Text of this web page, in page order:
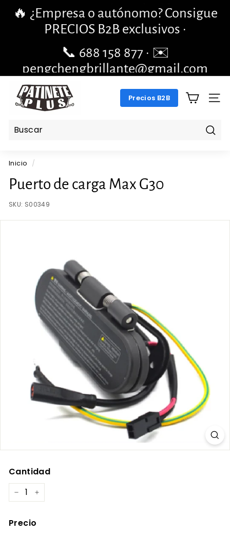
directamente
diapositivas
pausa
🔥 ¿Empresa o autónomo? Consigue
PRECIOS B2B exclusivos ·
📞 688 158 877 · ✉️
pengchengbrillante@gmail.com
A
T
E
L
U
Precios B2B
Inicio /
Puerto de carga Max G30
SKU: S00349
Cantidad
− +
Precio